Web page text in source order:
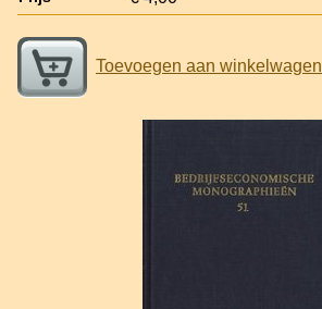
Toevoegen aan winkelwagen